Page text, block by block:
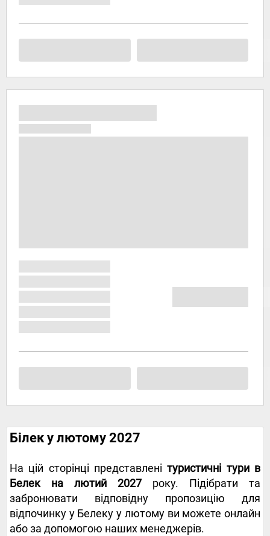
Білек у лютому 2027
На цій сторінці представленітуристичні тури в
Белек на лютий 2027 року. Підібрати та
забронювати відповідну пропозицію для
відпочинку у Белеку у лютому ви можете онлайн
або за допомогою наших менеджерів.